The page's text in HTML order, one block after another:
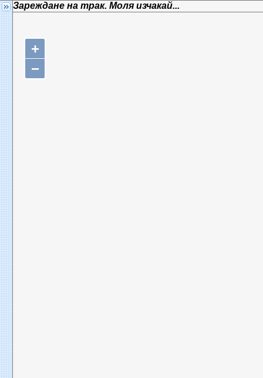
Зареждане на трак. Моля изчакай...
+
−